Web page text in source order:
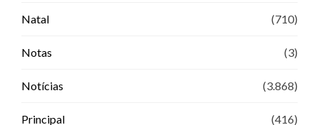
Natal (710)
Notas (3)
Notícias (3.868)
Principal (416)